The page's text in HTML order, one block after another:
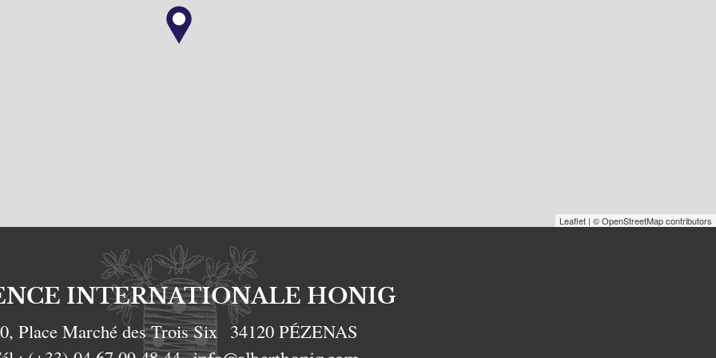
Leaflet | © OpenStreetMap contributors
INTERNATIONALE HONIG
Place Marché des Trois Six 34120 PÉZENAS